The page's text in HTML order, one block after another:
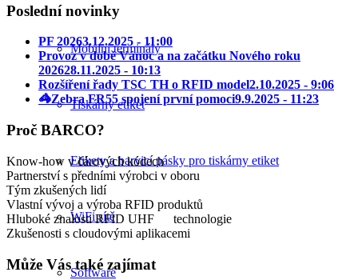
Mobilní terminály
Tiskárny etiket
Etikety a barvicí pásky pro tiskárny etiket
WiFi sítě
Software
Poslední novinky
PF 20263.12.2025 - 11:00
Provoz v době Vánoc a na začátku Nového roku
202628.11.2025 - 10:13
Rozšíření řady TSC TH o RFID model2.10.2025 - 9:06
🦓Zebra FR55 spojení první pomoci9.9.2025 - 11:23
Proč BARCO?
Know-how v čárových kódech
Partnerství s předními výrobci v oboru
Tým zkušených lidí
Vlastní vývoj a výroba RFID produktů
Hluboké znalosti RFID UHF technologie
Zkušenosti s cloudovými aplikacemi
Může Vás také zajímat